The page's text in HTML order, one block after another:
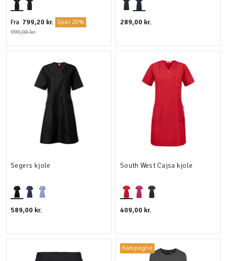
Fra 799,20 kr. Spar 20%
999,00 kr.
289,00 kr.
Segers kjole
589,00 kr.
South West Cajsa kjole
409,00 kr.
Kampagne